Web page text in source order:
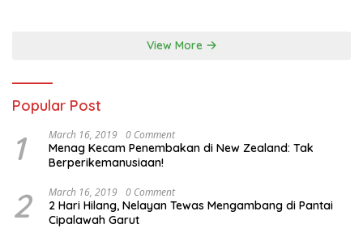
View More
Popular Post
1 March 16, 2019 0 Comment
Menag Kecam Penembakan di New Zealand: Tak
Berperikemanusiaan!
2 March 16, 2019 0 Comment
2 Hari Hilang, Nelayan Tewas Mengambang di Pantai
Cipalawah Garut